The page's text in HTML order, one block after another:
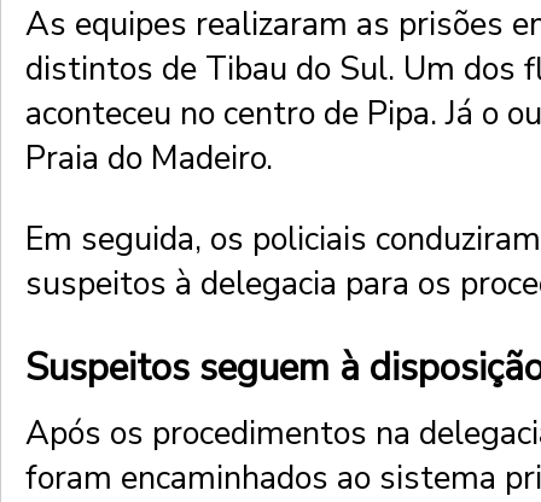
As equipes realizaram as prisões
distintos de Tibau do Sul. Um dos
aconteceu no centro de Pipa. Já o
Praia do Madeiro.
Em seguida, os policiais
suspeitos à delegacia para os
Suspeitos seguem à
Após os procedimentos na
foram encaminhados ao sistema